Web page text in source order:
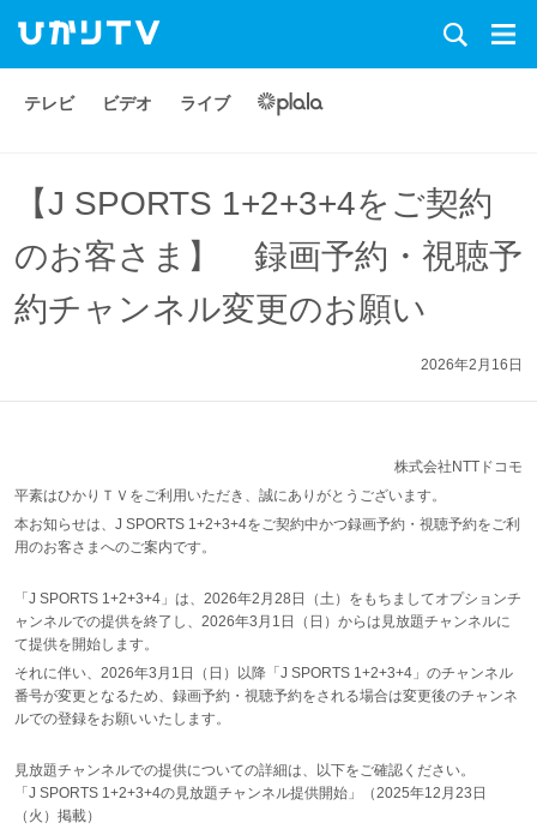
テレビ ビデオ ライブ
【J SPORTS 1+2+3+4をご契約
のお客さま】 録画予約・視聴予
約チャンネル変更のお願い
2026年2月16日
株式会社NTTドコモ
平素はひかりＴＶをご利用いただき、誠にありがとうございます。
本お知らせは、J SPORTS 1+2+3+4をご契約中かつ録画予約・視聴予約をご利
用のお客さまへのご案内です。
「J SPORTS 1+2+3+4」は、2026年2月28日（土）をもちましてオプションチ
ャンネルでの提供を終了し、2026年3月1日（日）からは見放題チャンネルに
て提供を開始します。
それに伴い、2026年3月1日（日）以降「J SPORTS 1+2+3+4」のチャンネル
番号が変更となるため、録画予約・視聴予約をされる場合は変更後のチャンネ
ルでの登録をお願いいたします。
見放題チャンネルでの提供についての詳細は、以下をご確認ください。
「J SPORTS 1+2+3+4の見放題チャンネル提供開始」（2025年12月23日
（火）掲載）